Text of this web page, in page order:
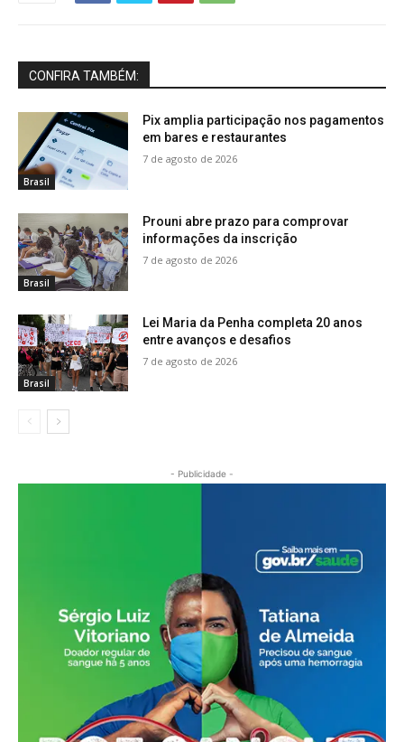
CONFIRA TAMBÉM:
Brasil
Pix amplia participação nos pagamentos
em bares e restaurantes
7 de agosto de 2026
Brasil
Prouni abre prazo para comprovar
informações da inscrição
7 de agosto de 2026
Brasil
Lei Maria da Penha completa 20 anos
entre avanços e desafios
7 de agosto de 2026
- Publicidade -